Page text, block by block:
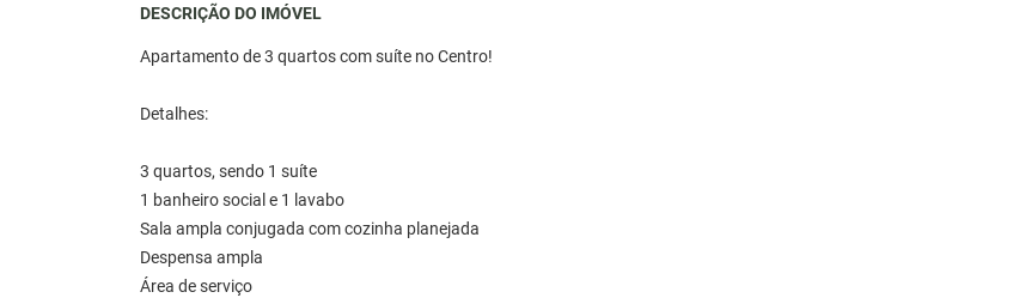
DESCRIÇÃO DO IMÓVEL
Apartamento de 3 quartos com suíte no Centro!
Detalhes:
3 quartos, sendo 1 suíte
1 banheiro social e 1 lavabo
Sala ampla conjugada com cozinha planejada
Despensa ampla
Área de serviço